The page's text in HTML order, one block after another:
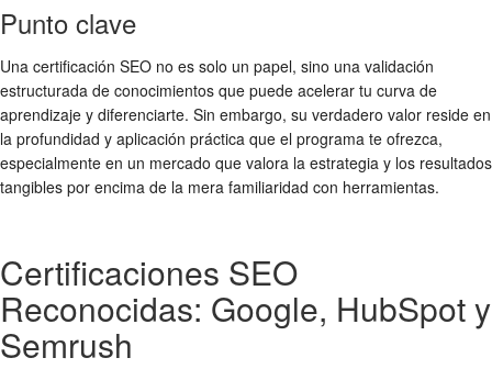
Punto clave
Una certificación SEO no es solo un papel, sino una validación
estructurada de conocimientos que puede acelerar tu curva de
aprendizaje y diferenciarte. Sin embargo, su verdadero valor reside en
la profundidad y aplicación práctica que el programa te ofrezca,
especialmente en un mercado que valora la estrategia y los resultados
tangibles por encima de la mera familiaridad con herramientas.
Certificaciones SEO
Reconocidas: Google, HubSpot y
Semrush